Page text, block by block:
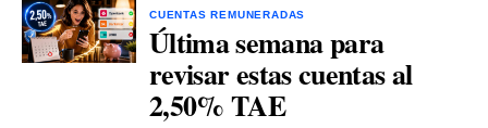
CUENTAS REMUNERADAS
Última semana para
revisar estas cuentas al
2,50% TAE